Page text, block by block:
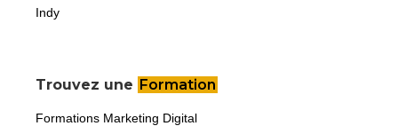
Indy
Trouvez une Formation
Formations Marketing Digital